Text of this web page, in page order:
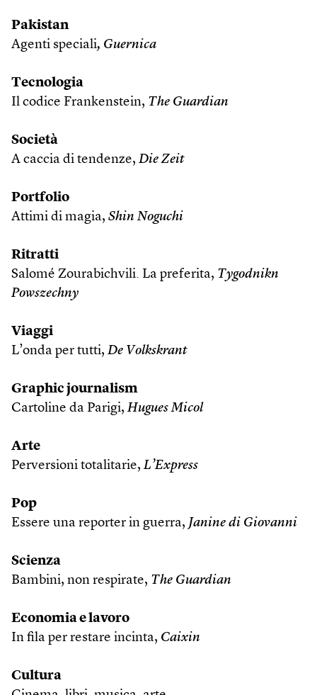
Pakistan
Agenti speciali, Guernica
Tecnologia
Il codice Frankenstein, The Guardian
Società
A caccia di tendenze, Die Zeit
Portfolio
Attimi di magia, Shin Noguchi
Ritratti
Salomé Zourabichvili. La preferita, Tygodnikn
Powszechny
Viaggi
L’onda per tutti, De Volkskrant
Graphic journalism
Cartoline da Parigi, Hugues Micol
Arte
Perversioni totalitarie, L’Express
Pop
Essere una reporter in guerra, Janine di Giovanni
Scienza
Bambini, non respirate, The Guardian
Economia e lavoro
In fila per restare incinta, Caixin
Cultura